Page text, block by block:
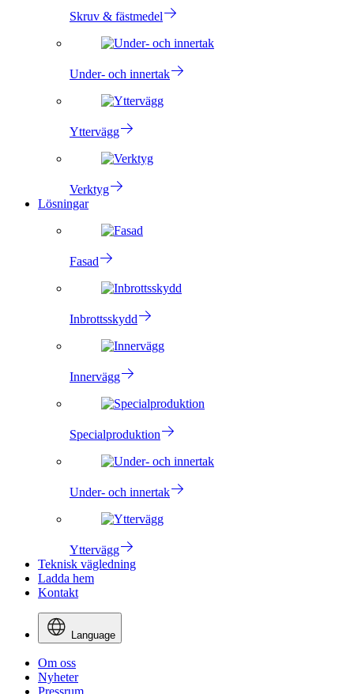
Skruv & fästmedel
Under- och innertak
Yttervägg
Verktyg
Lösningar
Fasad
Inbrottsskydd
Innervägg
Specialproduktion
Under- och innertak
Yttervägg
Teknisk vägledning
Ladda hem
Kontakt
Language
Om oss
Nyheter
Pressrum